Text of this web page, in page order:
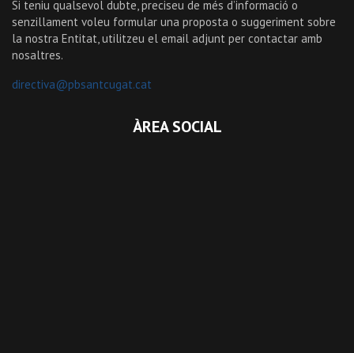
Si teniu qualsevol dubte, preciseu de més d’informació o
senzillament voleu formular una proposta o suggeriment sobre
la nostra Entitat, utilitzeu el email adjunt per contactar amb
nosaltres.
directiva@pbsantcugat.cat
ÀREA SOCIAL